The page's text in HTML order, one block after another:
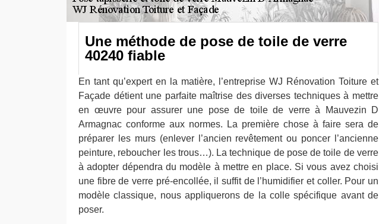
Une méthode de pose de toile de verre
40240 fiable
En tant qu’expert en la matière, l’entreprise WJ Rénovation Toiture et
Façade détient une parfaite maîtrise des diverses techniques à mettre
en œuvre pour assurer une pose de toile de verre à Mauvezin D
Armagnac conforme aux normes. La première chose à faire sera de
préparer les murs (enlever l’ancien revêtement ou poncer l’ancienne
peinture, reboucher les trous…). La technique de pose de toile de verre
à adopter dépendra du modèle à mettre en place. Si vous avez choisi
une fibre de verre pré-encollée, il suffit de l’humidifier et coller. Pour un
modèle classique, nous appliquerons de la colle spécifique avant de
poser.